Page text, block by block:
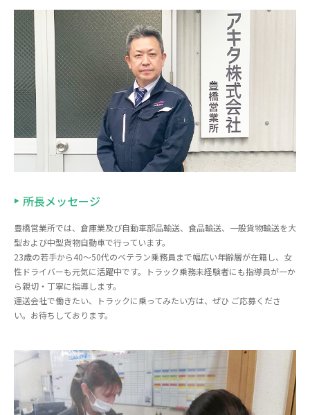
所長メッセージ
豊橋営業所では、倉庫業及び自動車部品輸送、食品輸送、一般貨物輸送を大
型および中型貨物自動車で行っています。
23歳の若手から40～50代のベテラン乗務員まで幅広い年齢層が在籍し、女
性ドライバーも元気に活躍中です。トラック乗務未経験者にも指導員が一か
ら親切・丁寧に指導します。
運送会社で働きたい、トラックに乗ってみたい方は、ぜひ ご応募くださ
い。お待ちしております。